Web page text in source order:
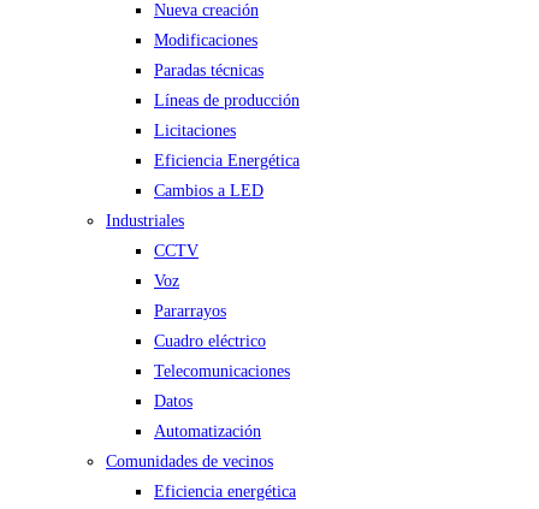
Nueva creación
Modificaciones
Paradas técnicas
Líneas de producción
Licitaciones
Eficiencia Energética
Cambios a LED
Industriales
CCTV
Voz
Pararrayos
Cuadro eléctrico
Telecomunicaciones
Datos
Automatización
Comunidades de vecinos
Eficiencia energética